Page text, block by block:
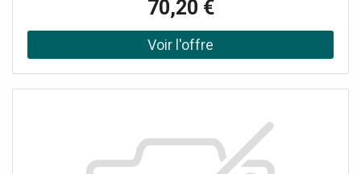
êtes au travail, vous pouvez être certains que vous aurez
toujours un port de recharge sous la main.<br/><br/>Ce
chargeur propose un total de trois ports USB-A
quant à eux, capables de recharger rapidement des
équipements qui, nativement, ne soutiennent pas la
technologie Quick Charge.<br/><br/>Le port USB-C est
70,20 €